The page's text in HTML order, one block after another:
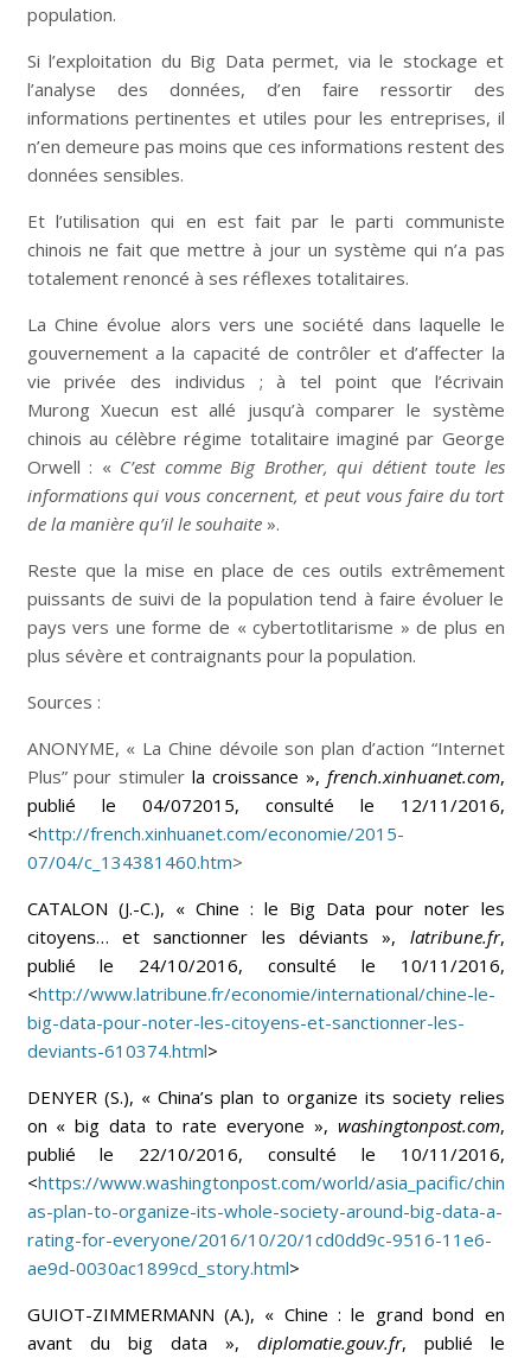
population.
Si l’exploitation du Big Data permet, via le stockage et
l’analyse des données, d’en faire ressortir des
informations pertinentes et utiles pour les entreprises, il
n’en demeure pas moins que ces informations restent des
données sensibles.
Et l’utilisation qui en est fait par le parti communiste
chinois ne fait que mettre à jour un système qui n’a pas
totalement renoncé à ses réflexes totalitaires.
La Chine évolue alors vers une société dans laquelle le
gouvernement a la capacité de contrôler et d’affecter la
vie privée des individus ; à tel point que l’écrivain
Murong Xuecun est allé jusqu’à comparer le système
chinois au célèbre régime totalitaire imaginé par George
Orwell : « C’est comme Big Brother, qui détient toute les
informations qui vous concernent, et peut vous faire du tort
de la manière qu’il le souhaite».
Reste que la mise en place de ces outils extrêmement
puissants de suivi de la population tend à faire évoluer le
pays vers une forme de « cybertotlitarisme » de plus en
plus sévère et contraignants pour la population.
Sources :
ANONYME, « La Chine dévoile son plan d’action “Internet
Plus” pour stimuler la croissance », french.xinhuanet.com,
publié le 04/072015, consulté le 12/11/2016,
<http://french.xinhuanet.com/economie/2015-
07/04/c_134381460.htm>
CATALON (J.-C.), « Chine : le Big Data pour noter les
citoyens… et sanctionner les déviants », latribune.fr,
publié le 24/10/2016, consulté le 10/11/2016,
<http://www.latribune.fr/economie/international/chine-le-
big-data-pour-noter-les-citoyens-et-sanctionner-les-
deviants-610374.html>
DENYER (S.), « China’s plan to organize its society relies
on « big data to rate everyone », washingtonpost.com,
publié le 22/10/2016, consulté le 10/11/2016,
<https://www.washingtonpost.com/world/asia_pacific/chin
as-plan-to-organize-its-whole-society-around-big-data-a-
rating-for-everyone/2016/10/20/1cd0dd9c-9516-11e6-
ae9d-0030ac1899cd_story.html>
GUIOT-ZIMMERMANN (A.), « Chine : le grand bond en
avant du big data », diplomatie.gouv.fr, publié le